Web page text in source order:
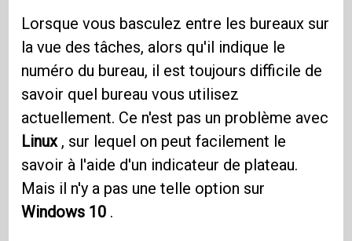
Lorsque vous basculez entre les bureaux sur
la vue des tâches, alors qu'il indique le
numéro du bureau, il est toujours difficile de
savoir quel bureau vous utilisez
actuellement. Ce n'est pas un problème avec
Linux, sur lequel on peut facilement le
savoir à l'aide d'un indicateur de plateau.
Mais il n'y a pas une telle option sur
Windows 10 .